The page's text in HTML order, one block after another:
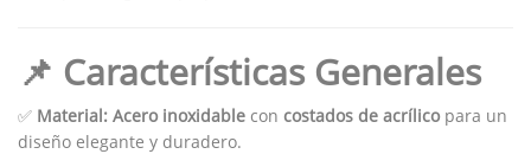
📌 Características Generales
✅ Material: Acero inoxidable con costados de acrílicopara un
diseño elegante y duradero.